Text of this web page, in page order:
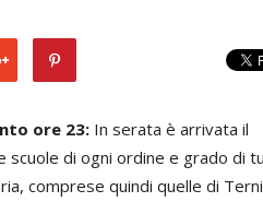
ore 23: In serata è arrivata il
scuole di ogni ordine e grado di
comprese quindi quelle di